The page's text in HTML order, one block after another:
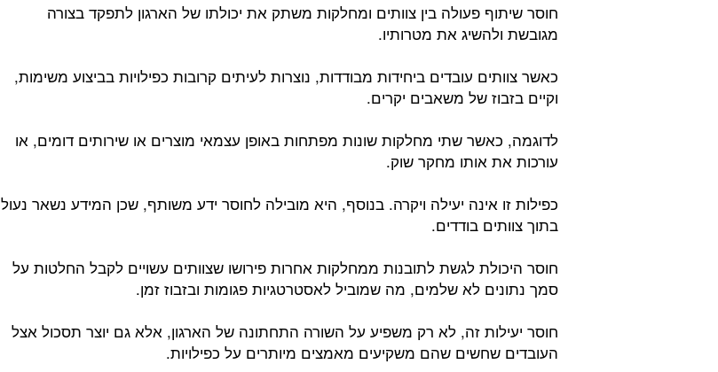
חוסר שיתוף פעולה בין צוותים ומחלקות משתק את יכולתו של הארגון לתפקד בצורה
מגובשת ולהשיג את מטרותיו.
כאשר צוותים עובדים ביחידות מבודדות, נוצרות לעיתים קרובות כפילויות בביצוע משימות,
וקיים בזבוז של משאבים יקרים.
לדוגמה, כאשר שתי מחלקות שונות מפתחות באופן עצמאי מוצרים או שירותים דומים, או
עורכות את אותו מחקר שוק.
כפילות זו אינה יעילה ויקרה. בנוסף, היא מובילה לחוסר ידע משותף, שכן המידע נשאר נעול
בתוך צוותים בודדים.
חוסר היכולת לגשת לתובנות ממחלקות אחרות פירושו שצוותים עשויים לקבל החלטות על
סמך נתונים לא שלמים, מה שמוביל לאסטרטגיות פגומות ובזבוז זמן.
חוסר יעילות זה, לא רק משפיע על השורה התחתונה של הארגון, אלא גם יוצר תסכול אצל
העובדים שחשים שהם משקיעים מאמצים מיותרים על כפילויות.